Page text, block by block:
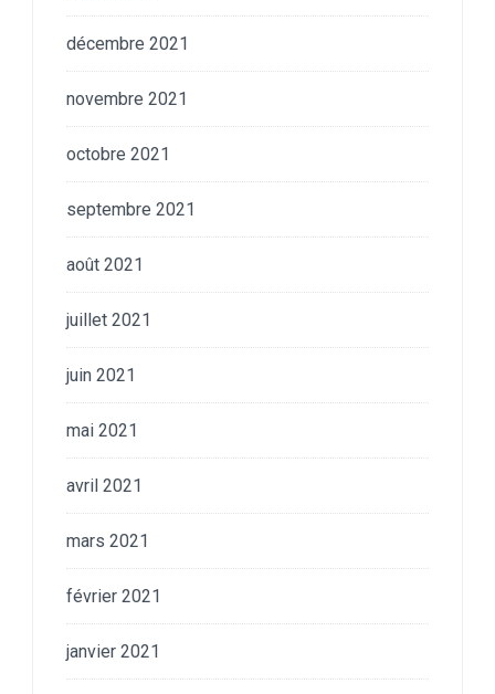
décembre 2021
novembre 2021
octobre 2021
septembre 2021
août 2021
juillet 2021
juin 2021
mai 2021
avril 2021
mars 2021
février 2021
janvier 2021